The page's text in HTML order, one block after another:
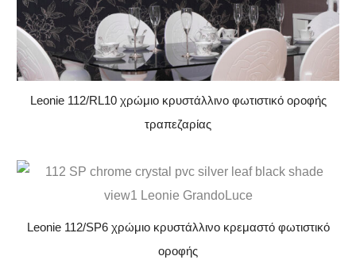
Leonie 112/RL10 χρώμιο κρυστάλλινο φωτιστικό οροφής
τραπεζαρίας
Leonie 112/SP6 χρώμιο κρυστάλλινο κρεμαστό φωτιστικό
οροφής